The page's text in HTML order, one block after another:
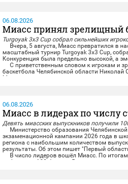
06.08.2026
Миасс принял зрелищный
Turgoyak 3x3 Cup собрал сильнейших
Вчера, 5 августа, Миасс превратился в
масштабный турнир Turgoyak 3x3 Cup,
Конкуренция была предельно высокой, а
С приветственным словом к игрокам и
баскетбола Челябинской области Николай
Миасса...
06.08.2026
Миасс в лидерах по числу
Девять миасских выпускников получили
Министерство образования
экзаменационной кампании 2026 года в
региона с наибольшим количеством
результаты. Об этом пишет "Первый
В число лидеров вошёл Миасс. По итогам
набрали по 100 баллов. Высоких